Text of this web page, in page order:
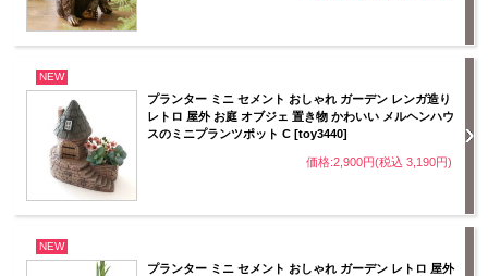
NEW
プランター ミニ セメント おしゃれ ガーデン レンガ造り
レトロ 屋外 お庭 オブジェ 置き物 かわいい メルヘンハウ
スのミニプランツポット C [toy3440]
価格:2,900円(税込 3,190円)
NEW
プランター ミニ セメント おしゃれ ガーデン レトロ 屋外